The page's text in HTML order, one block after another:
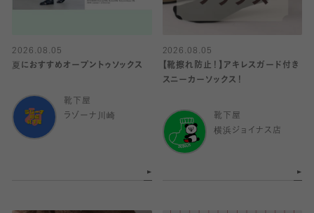
2026.08.05
夏におすすめオープントゥソックス
靴下屋
ラゾーナ川崎
2026.08.05
【靴擦れ防止！】アキレスガード付き
スニーカーソックス！
靴下屋
横浜ジョイナス店